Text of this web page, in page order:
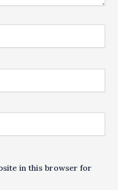
in this browser for